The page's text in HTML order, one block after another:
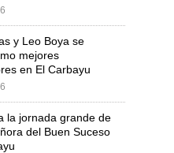
y Leo Boya se
mejores
en El Carbayu
la jornada grande de
del Buen Suceso